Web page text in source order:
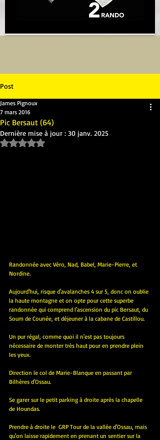
Post
Pic Bersaut (64)
James Pignoux
7 mars 2016
Dernière mise à jour : 30 janv. 2025
Noté NaN étoiles sur 5.
Randonnée avec Véro, Nad, Babel, Marie-Pierre, et
Nordine.
Aujourd'hui, risque d'avalanches 4 sur 5, donc on oublie
la haute montagne et on opte pour cette superbe
randonnée qui comprend l'ascension du pic Bersaut, du
Soum de Counée, et déjeuner à la cabane de Castillou.
Un pur régal, comme quoi il n'est pas toujours
nécessaire de monter très haut pour en prendre plein
les yeux.
Direction le col de Marie-Blanque en passant par
Bilhères d'Ossau.
Se garer sur le petit parking à droite après la chapelle
de Houndas.
Prendre à droite le  GRP Tour de la vallée d'Ossau, mais
qu'on laisse rapidement en prenant un sentier sur la